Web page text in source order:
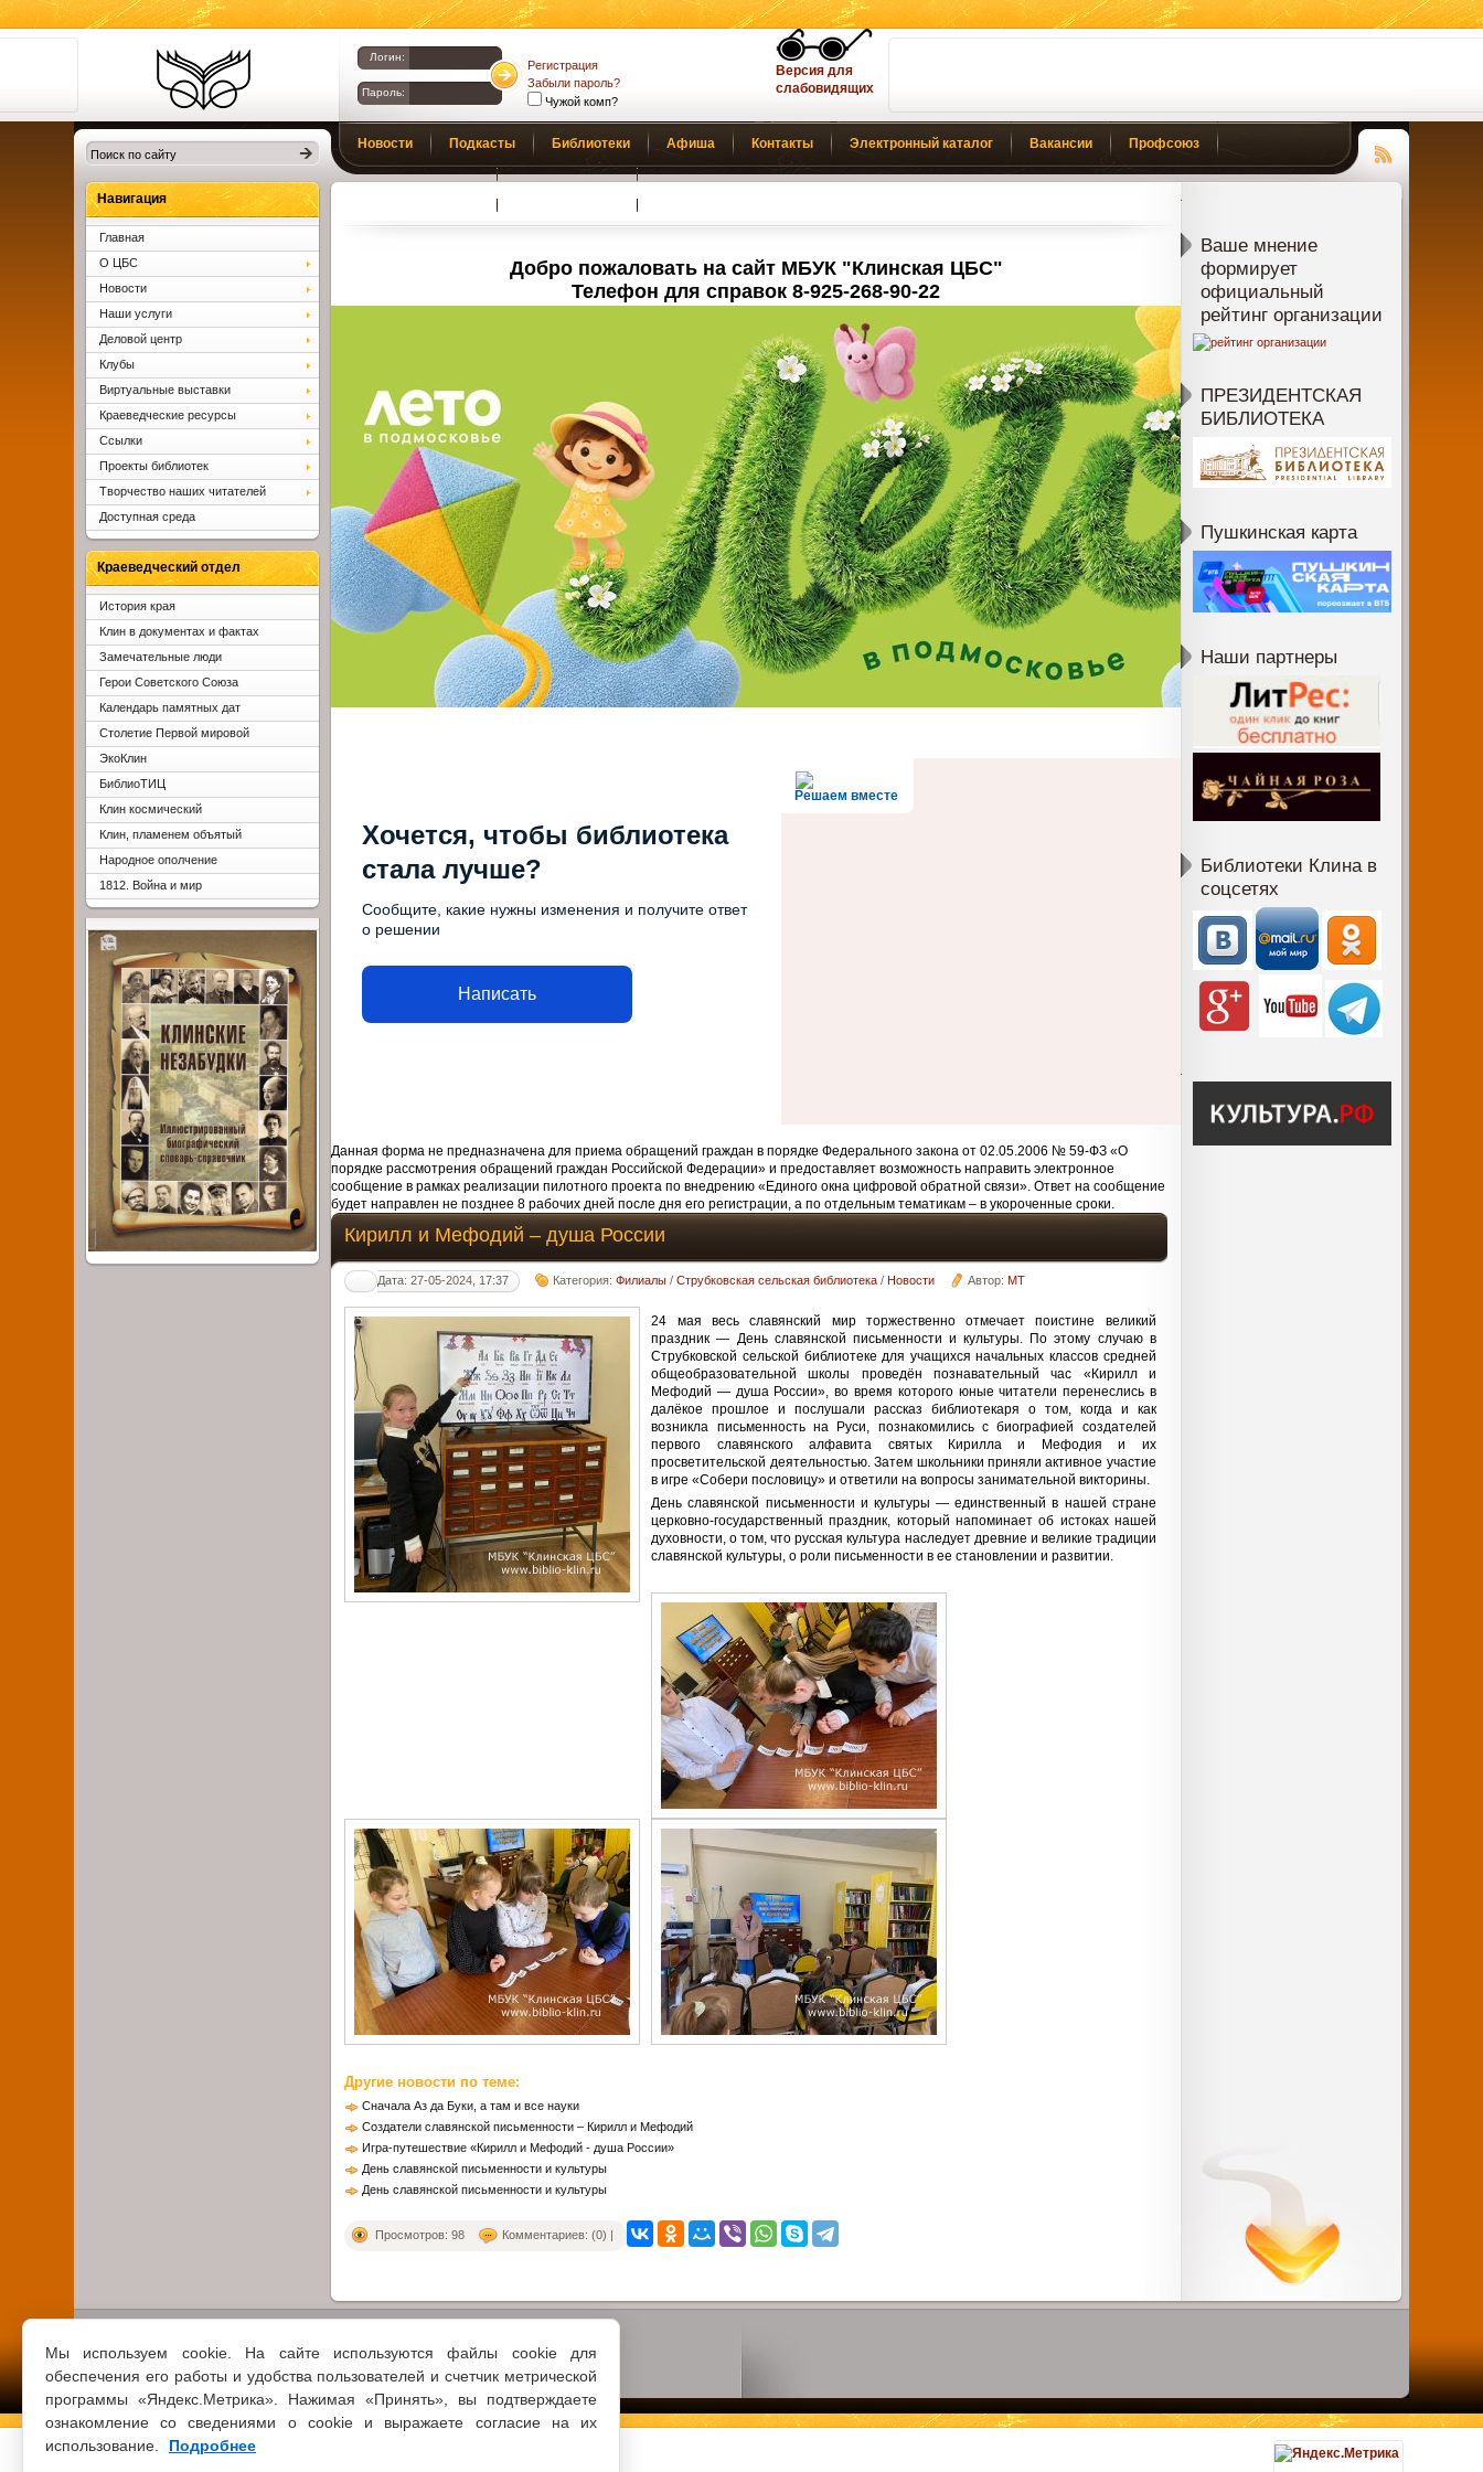
Мы используем cookie. На сайте используются файлы cookie для
обеспечения его работы и удобства пользователей и счетчик метрической
программы «Яндекс.Метрика». Нажимая «Принять», вы подтверждаете
ознакомление со сведениями о cookie и выражаете согласие на их
использование.
Подробнее
Библиотеки
Клина. Клинская
ЦБС.
Логин:
Пароль:
Регистрация
Забыли пароль?
Чужой комп?
Версия для
слабовидящих
Новости Подкасты Библиотеки Афиша Контакты Электронный каталог Вакансии Профсоюз
Чтение
Добро пожаловать на сайт МБУК "Клинская ЦБС"
Телефон для справок 8-925-268-90-22
Решаем вместе
Хочется, чтобы библиотека
стала лучше?
Сообщите, какие нужны изменения и получите ответ
о решении
Написать
Данная форма не предназначена для приема обращений граждан в порядке Федерального закона от 02.05.2006 № 59-ФЗ «О
порядке рассмотрения обращений граждан Российской Федерации» и предоставляет возможность направить электронное
сообщение в рамках реализации пилотного проекта по внедрению «Единого окна цифровой обратной связи». Ответ на сообщение
будет направлен не позднее 8 рабочих дней после дня его регистрации, а по отдельным тематикам – в укороченные сроки.
Кирилл и Мефодий – душа России
Дата: 27-05-2024, 17:37 Категория:Филиалы /Струбковская сельская библиотека /Новости Автор:MT
24 мая весь славянский мир торжественно отмечает поистине великий
праздник — День славянской письменности и культуры. По этому случаю в
Струбковской сельской библиотеке для учащихся начальных классов средней
общеобразовательной школы проведён познавательный час «Кирилл и
Мефодий — душа России», во время которого юные читатели перенеслись в
далёкое прошлое и послушали рассказ библиотекаря о том, когда и как
возникла письменность на Руси, познакомились с биографией создателей
первого славянского алфавита святых Кирилла и Мефодия и их
просветительской деятельностью. Затем школьники приняли активное участие
в игре «Собери пословицу» и ответили на вопросы занимательной викторины.
День славянской письменности и культуры — единственный в нашей стране
церковно-государственный праздник, который напоминает об истоках нашей
духовности, о том, что русская культура наследует древние и великие традиции
славянской культуры, о роли письменности в ее становлении и развитии.
Другие новости по теме:
Сначала Аз да Буки, а там и все науки
Создатели славянской письменности – Кирилл и Мефодий
Игра-путешествие «Кирилл и Мефодий - душа России»
День славянской письменности и культуры
День славянской письменности и культуры
Просмотров: 98 Комментариев: (0) |
Ваше мнение
формирует
официальный
рейтинг организации
ПРЕЗИДЕНТСКАЯ
БИБЛИОТЕКА
Пушкинская карта
Наши партнеры
Библиотеки Клина в
соцсетях
Навигация
Главная
О ЦБС
Новости
Наши услуги
Деловой центр
Клубы
Виртуальные выставки
Краеведческие ресурсы
Ссылки
Проекты библиотек
Творчество наших читателей
Доступная среда
Краеведческий отдел
История края
Клин в документах и фактах
Замечательные люди
Герои Советского Союза
Календарь памятных дат
Столетие Первой мировой
ЭкоКлин
БиблиоТИЦ
Клин космический
Клин, пламенем объятый
Народное ополчение
1812. Война и мир
© 2021 ВСЕ ПРАВА ЗАЩИЩЕНЫ